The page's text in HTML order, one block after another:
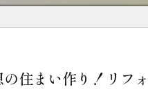
住まい作り！リフ